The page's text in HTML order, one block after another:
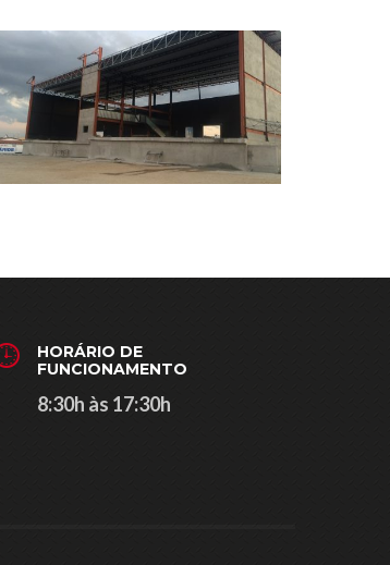
HORÁRIO DE
FUNCIONAMENTO
8:30h às 17:30h